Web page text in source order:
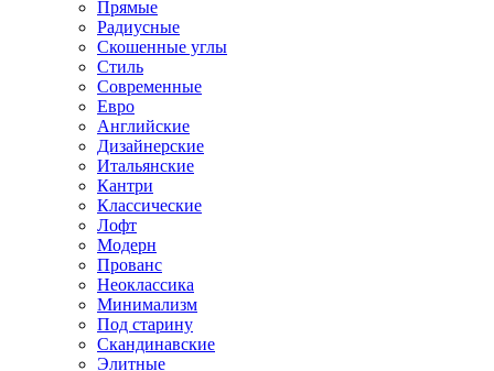
Прямые
Радиусные
Скошенные углы
Стиль
Современные
Евро
Английские
Дизайнерские
Итальянские
Кантри
Классические
Лофт
Модерн
Прованс
Неоклассика
Минимализм
Под старину
Скандинавские
Элитные